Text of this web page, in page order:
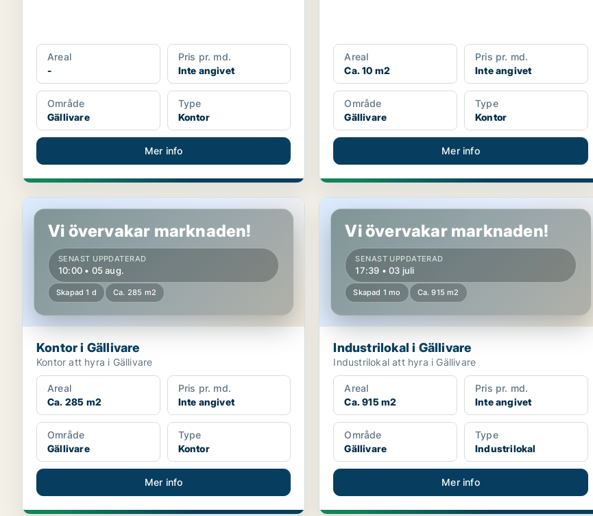
Areal
-
Pris pr. md.
Inte angivet
Område
Gällivare
Type
Kontor
Mer info
Areal
Ca. 10 m2
Pris pr. md.
Inte angivet
Område
Gällivare
Type
Kontor
Mer info
Kontor i Gällivare
Vi övervakar marknaden!
SENAST UPPDATERAD
10:00 • 05 aug.
Skapad 1 d Ca. 285 m2
Kontor i Gällivare
Kontor att hyra i Gällivare
Areal
Ca. 285 m2
Pris pr. md.
Inte angivet
Område
Gällivare
Type
Kontor
Mer info
Industrilokal i Gällivare
Vi övervakar marknaden!
SENAST UPPDATERAD
17:39 • 03 juli
Skapad 1 mo Ca. 915 m2
Industrilokal i Gällivare
Industrilokal att hyra i Gällivare
Areal
Ca. 915 m2
Pris pr. md.
Inte angivet
Område
Gällivare
Type
Industrilokal
Mer info